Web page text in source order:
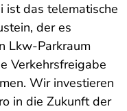
ist das telematische
der es
Lkw-Parkraum
Verkehrsfreigabe
Wir investieren
in die Zukunft der